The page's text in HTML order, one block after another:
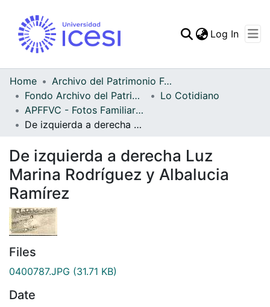
Statistics
Log In
Home
Archivo del Patrimonio Fotográfico y Fílmico del Valle del Cauca
Fondo Archivo del Patrimonio Fotográfico y Fílmico del Valle del Cauca
Lo Cotidiano
APFFVC - Fotos Familiares - Patrimonial
De izquierda a derecha Luz Marina Rodríguez y Albalucia Ramírez
De izquierda a derecha Luz
Marina Rodríguez y Albalucia
Ramírez
Files
0400787.JPG (31.71 KB)
Date